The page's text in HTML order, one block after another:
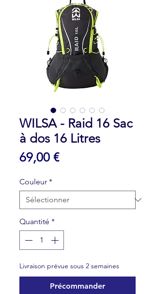
WILSA - Raid 16 Sac
à dos 16 Litres
69,00 €Prix
Couleur *
Quantité *
Livraison prévue sous 2 semaines
Précommander